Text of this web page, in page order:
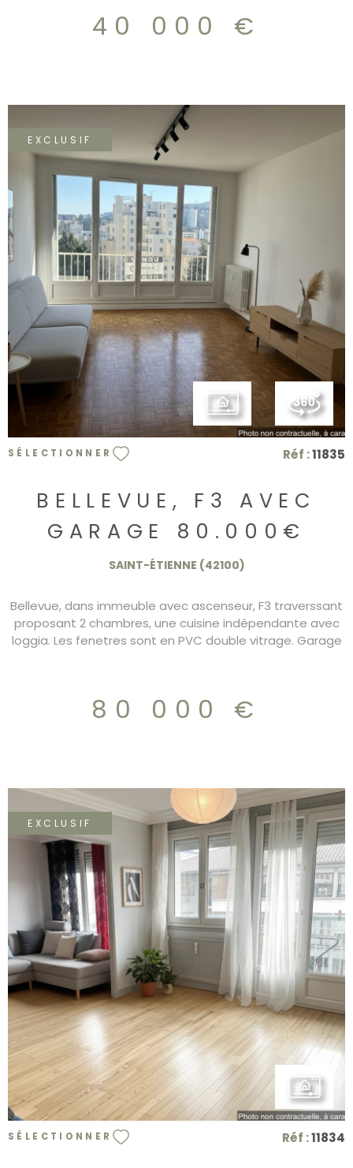
40 000 €
EXCLUSIF
VOIR LE BIEN
SÉLECTIONNER Réf :11835
BELLEVUE, F3 AVEC
GARAGE 80.000€
SAINT-ÉTIENNE (42100)
Bellevue, dans immeuble avec ascenseur, F3 traverssant
proposant 2 chambres, une cuisine indépendante avec
loggia. Les fenetres sont en PVC double vitrage. Garage
80 000 €
EXCLUSIF
VOIR LE BIEN
SÉLECTIONNER Réf :11834